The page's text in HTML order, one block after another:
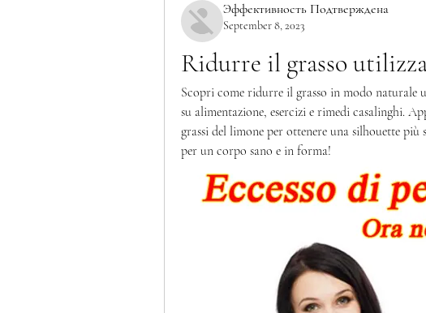
Эффективность Подтверждена
September 8, 2023
Ridurre il grasso
Scopri come ridurre il grasso in modo naturale
su alimentazione, esercizi e rimedi casalinghi.
grassi del limone per ottenere una silhouette
per un corpo sano e in forma!